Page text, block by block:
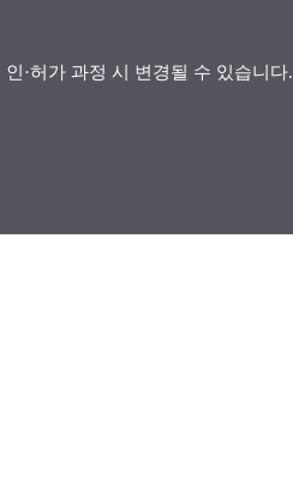
·허가 과정 시 변경될 수 있습니다.